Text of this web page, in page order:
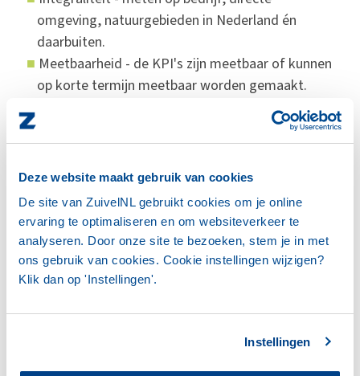
Deze website maakt gebruik van cookies
De site van ZuivelNL gebruikt cookies om je online
ervaring te optimaliseren en om websiteverkeer te
analyseren. Door onze site te bezoeken, stem je in met
ons gebruik van cookies. Cookie instellingen wijzigen?
Klik dan op 'Instellingen'.
Instellingen
omgeving, natuurgebieden in Nederland én
daarbuiten.
Meetbaarheid - de KPI's zijn meetbaar of kunnen
op korte termijn meetbaar worden gemaakt.
Toetsing aan resultaat - prestaties worden
getoetst aan waarneembaar resultaat voor
biodiversiteit op en rond melkveebedrijven.
Gebruiksvriendelijkheid - het aantal KPI's is
beperkt tot wat nodig is voor een goede en
integrale weergave.
Naast het meetbaar maken van de invloed op de
omgeving biedt de monitor concrete
het vergroten van het aandeel blijvend grasland,